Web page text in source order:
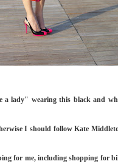
lady" wearing this black and
I should follow Kate
for me, including shopping for